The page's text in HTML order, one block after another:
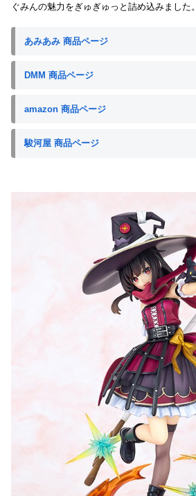
ぐみんの魅力をぎゅぎゅっと詰め込みました。
あみあみ 商品ページ
DMM 商品ページ
amazon 商品ページ
駿河屋 商品ページ